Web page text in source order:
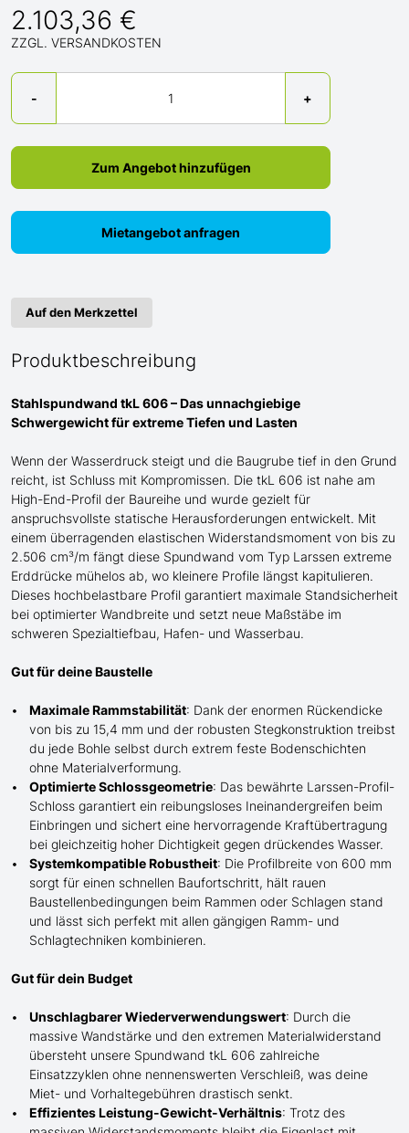
2.103,36 €
ZZGL. VERSANDKOSTEN
-
Menge
+
Zum Angebot hinzufügen
Mietangebot anfragen
Auf den Merkzettel
Produktbeschreibung
Stahlspundwand tkL 606 – Das unnachgiebige
Schwergewicht fürextremeTiefen und Lasten
Wenn der Wasserdruck steigt und die Baugrube tief in den Grund
reicht, ist Schluss mit Kompromissen. Die tkL 606 ist nahe am
High-End-Profil der Baureihe und wurde gezielt für
anspruchsvollste statische Herausforderungen entwickelt. Mit
einem überragenden elastischen Widerstandsmoment von bis zu
2.506 cm³/m fängt diese Spundwand vom Typ Larssen extreme
Erddrücke mühelos ab, wo kleinere Profile längst kapitulieren.
Dieses hochbelastbare Profil garantiert maximale Standsicherheit
bei optimierter Wandbreite und setzt neue Maßstäbe im
schweren Spezialtiefbau, Hafen- und Wasserbau.
Gut für deine Baustelle
Maximale Rammstabilität: Dank der enormen Rückendicke
von bis zu 15,4 mm und der robusten Stegkonstruktion treibst
du jede Bohle selbst durch extrem feste Bodenschichten
ohne Materialverformung.
Optimierte Schlossgeometrie: Das bewährte Larssen-Profil-
Schloss garantiert ein reibungsloses Ineinandergreifen beim
Einbringen und sichert eine hervorragende Kraftübertragung
bei gleichzeitig hoher Dichtigkeit gegen drückendes Wasser.
Systemkompatible Robustheit: Die Profilbreite von 600 mm
sorgt für einen schnellen Baufortschritt, hält rauen
Baustellenbedingungen beim Rammen oder Schlagen stand
und lässt sich perfekt mit allen gängigen Ramm- und
Schlagtechniken kombinieren.
Gut für dein Budget
Unschlagbarer Wiederverwendungswert: Durch die
massive Wandstärke und den extremen Materialwiderstand
übersteht unsere Spundwand tkL 606 zahlreiche
Einsatzzyklen ohne nennenswerten Verschleiß, was deine
Miet- und Vorhaltegebühren drastisch senkt.
Effizientes Leistung-Gewicht-Verhältnis: Trotz des